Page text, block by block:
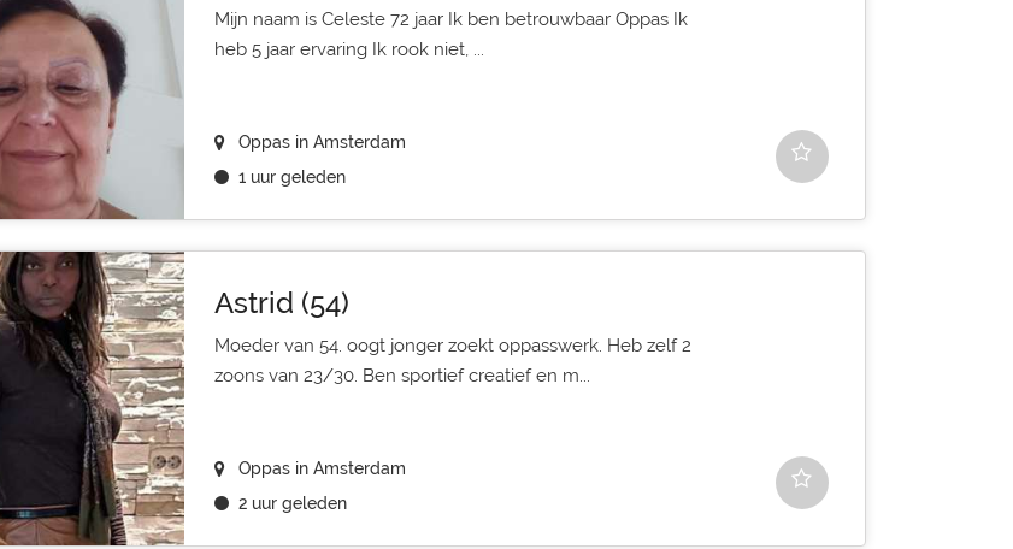
Mijn naam is Celeste 72 jaar Ik ben betrouwbaar Oppas Ik
heb 5 jaar ervaring Ik rook niet, ...
Oppas in Amsterdam
1 uur geleden
Astrid (54)
Moeder van 54. oogt jonger zoekt oppasswerk. Heb zelf 2
zoons van 23/30. Ben sportief creatief en m...
Oppas in Amsterdam
2 uur geleden